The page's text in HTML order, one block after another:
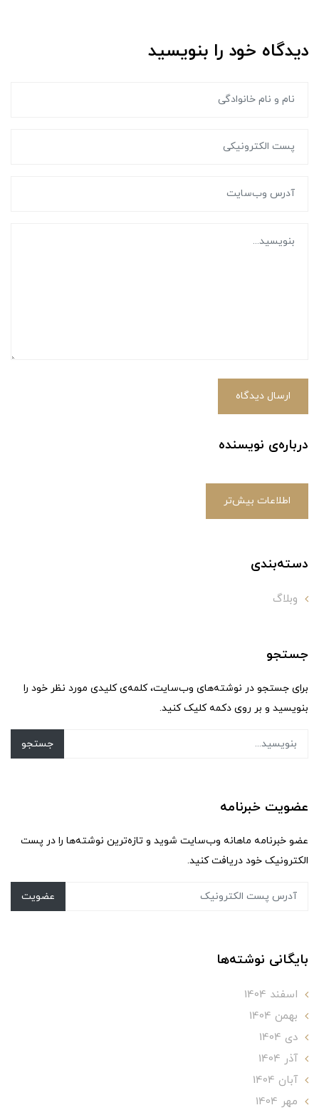
دیدگاه خود را بنویسید
ارسال دیدگاه
درباره‌ی نویسنده
اطلاعات بیش‌تر
دسته‌بندی
وبلاگ
جستجو
برای جستجو در نوشته‌های وب‌سایت، کلمه‌ی کلیدی مورد نظر خود را
بنویسید و بر روی دکمه کلیک کنید.
جستجو
عضویت خبرنامه
عضو خبرنامه ماهانه وب‌سایت شوید و تازه‌ترین نوشته‌ها را در پست
الکترونیک خود دریافت کنید.
عضویت
بایگانی نوشته‌ها
اسفند 1404
بهمن 1404
دی 1404
آذر 1404
آبان 1404
مهر 1404